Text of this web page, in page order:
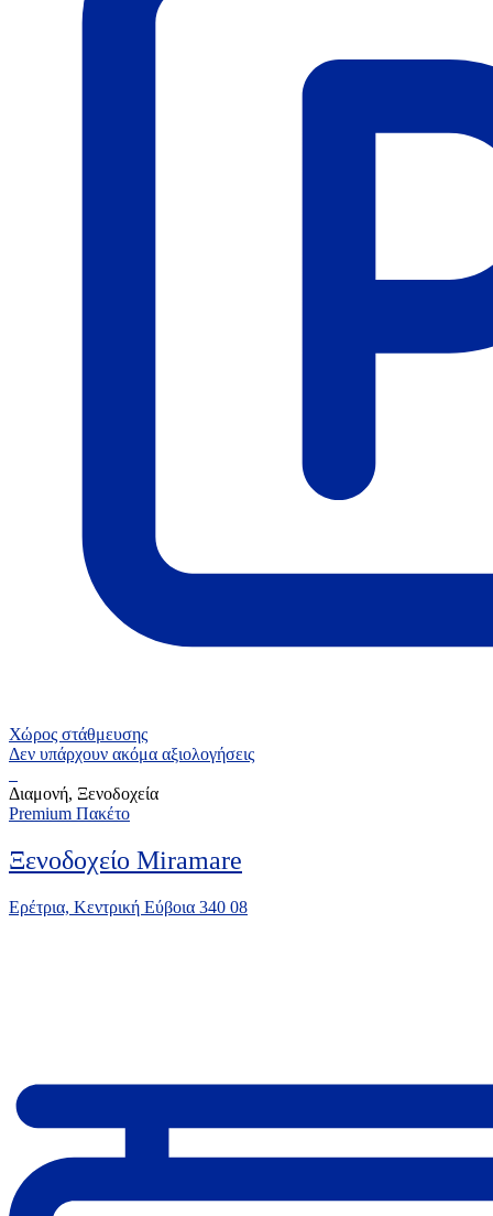
Χώρος στάθμευσης
Δεν υπάρχουν ακόμα αξιολογήσεις
Διαμονή, Ξενοδοχεία
Premium Πακέτο
Ξενοδοχείο Miramare
Ερέτρια, Κεντρική Εύβοια 340 08